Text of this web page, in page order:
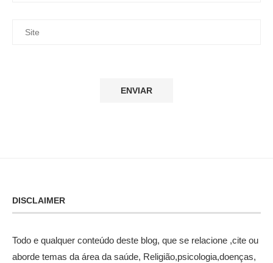
DISCLAIMER
Todo e qualquer conteúdo deste blog, que se relacione ,cite ou
aborde temas da área da saúde, Religião,psicologia,doenças,